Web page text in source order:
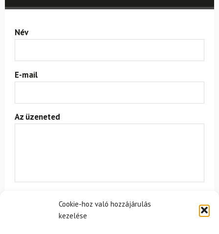
Cookie-hoz való hozzájárulás
kezelése
Név
E-mail
Az üzeneted
Egyetértek a felhasználási feltételekkel és a személyes
adatok védelmével.